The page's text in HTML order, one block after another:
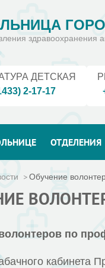
здравоохранения
ДЕТСКАЯ
2-17-17
ОТДЕЛЕНИЯ
Обучение
по
кабинета